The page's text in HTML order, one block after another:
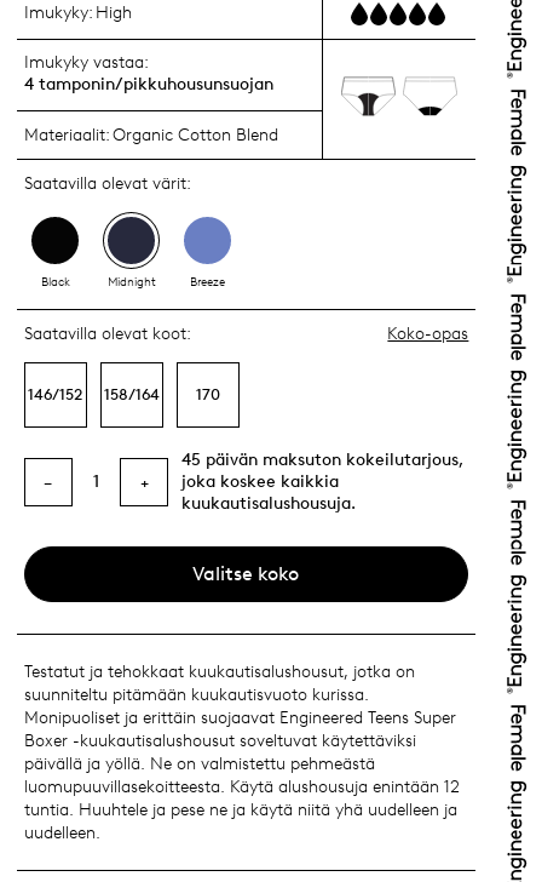
Imukyky: High
Imukyky vastaa:
4 tamponin/pikkuhousunsuojan
Materiaalit:Organic Cotton Blend
Saatavilla olevat värit:
Black Midnight Breeze
Saatavilla olevat koot: Koko-opas
146/152 158/164 170
− 1 +
45 päivän maksuton kokeilutarjous,
joka koskee kaikkia
kuukautisalushousuja.
Valitse koko
Testatut ja tehokkaat kuukautisalushousut, jotka on
suunniteltu pitämään kuukautisvuoto kurissa.
Monipuoliset ja erittäin suojaavat Engineered Teens Super
Boxer -kuukautisalushousut soveltuvat käytettäviksi
päivällä ja yöllä. Ne on valmistettu pehmeästä
luomupuuvillasekoitteesta. Käytä alushousuja enintään 12
tuntia. Huuhtele ja pese ne ja käytä niitä yhä uudelleen ja
uudelleen.